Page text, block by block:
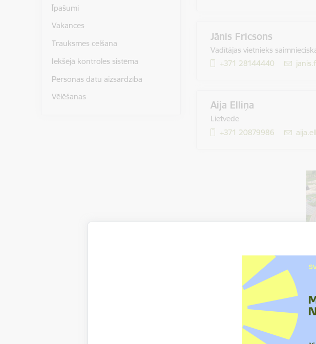
Īpašumi
Vakances
Trauksmes celšana
Iekšējā kontroles sistēma
Personas datu aizsardzība
Vēlēšanas
Jānis Fricsons
Vadītājas vietnieks
+371 28144440
E-
Aija Elliņa
Lietvede
+371 20879986
E-
Pirmsskolas izglītības
Mārupes novada pašvaldībā -